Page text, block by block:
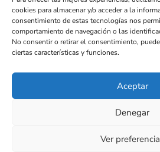
cookies para almacenar y/o acceder a la
consentimiento de estas tecnologías nos
comportamiento de navegación o las
No consentir o retirar el consentimiento,
ciertas características y funciones.
Aceptar
Denegar
Ver
Diseñada por Juan Antonio
2017
www.seox.es | 656 545 123 |